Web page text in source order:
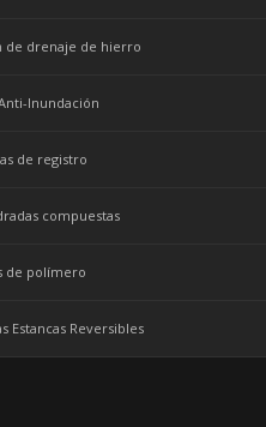
de drenaje de hierro
Inundación
de registro
compuestas
de polímero
Estancas Reversibles